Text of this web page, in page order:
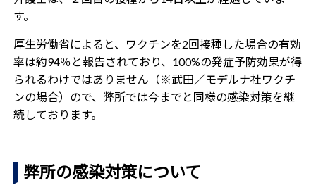
す。
厚生労働省によると、
ワクチンを2回接種した場合の有効
率は約94％と報告されており、100%の発症予防効果が得
られるわけではありません（※武田／モデルナ社ワクチ
ンの場合）ので、弊所では今までと同様の感染対策を継
続しております。
弊所の感染対策について